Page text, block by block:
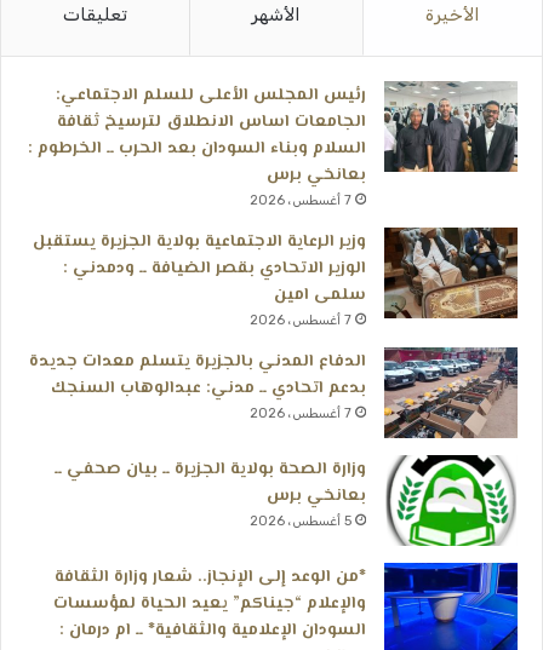
الأخيرة الأشهر تعليقات
رئيس المجلس الأعلى للسلم الاجتماعي:
الجامعات اساس الانطلاق لترسيخ ثقافة
السلام وبناء السودان بعد الحرب ــ الخرطوم :
بعانخي برس
7 أغسطس، 2026
وزير الرعاية الاجتماعية بولاية الجزيرة يستقبل
الوزير الاتحادي بقصر الضيافة ــ ودمدني :
سلمى امين
7 أغسطس، 2026
الدفاع المدني بالجزيرة يتسلم معدات جديدة
بدعم اتحادي ــ مدني: عبدالوهاب السنجك
7 أغسطس، 2026
وزارة الصحة بولاية الجزيرة ــ بيان صحفي ــ
بعانخي برس
5 أغسطس، 2026
*من الوعد إلى الإنجاز.. شعار وزارة الثقافة
والإعلام “جيناكم” يعيد الحياة لمؤسسات
السودان الإعلامية والثقافية* ــ ام درمان :